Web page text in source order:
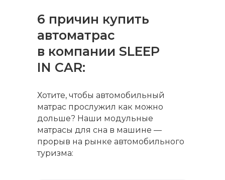
6 причин купить
автоматрас
в компании SLEEP
IN CAR:
Хотите, чтобы автомобильный
матрас прослужил как можно
дольше? Наши модульные
матрасы для сна в машине —
прорыв на рынке автомобильного
туризма: